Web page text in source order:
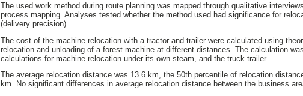
The used work method during route planning was mapped through qualitative
process mapping. Analyses tested whether the method used had significance for
(delivery precision).
The cost of the machine relocation with a tractor and trailer were calculated using
relocation and unloading of a forest machine at different distances. The calculation
calculations for machine relocation under its own steam, and the truck trailer.
The average relocation distance was 13.6 km, the 50th percentile of relocation
km. No significant differences in average relocation distance between the business